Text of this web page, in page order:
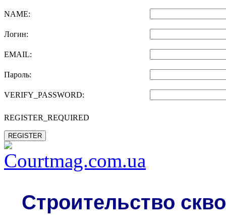
NAME:
Логин:
EMAIL:
Пароль:
VERIFY_PASSWORD:
REGISTER_REQUIRED
REGISTER
Строительство